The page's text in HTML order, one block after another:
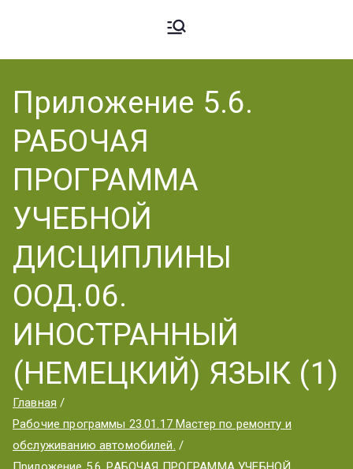
Ардато
вский
Аграрн
Техник
ум
аграрный
Приложение 5.6.
РАБОЧАЯ
ПРОГРАММА
УЧЕБНОЙ
ДИСЦИПЛИНЫ
ООД.06.
ИНОСТРАННЫЙ
(НЕМЕЦКИЙ) ЯЗЫК (1)
Главная
Рабочие программы 23.01.17 Мастер по ремонту и
обслуживанию автомобилей.